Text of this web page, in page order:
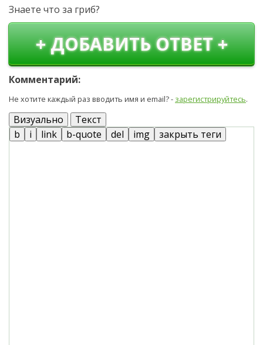
Знаете что за гриб?
+ ДОБАВИТЬ ОТВЕТ +
Комментарий:
Не хотите каждый раз вводить имя и email? - зарегистрируйтесь.
Визуально Текст